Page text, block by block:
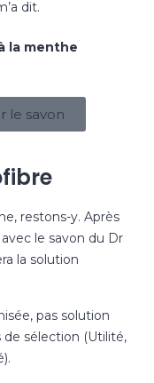
dit.
la menthe
le savon
restons-y. Après
avec le savon du Dr
la solution
pas solution
de sélection (Utilité,